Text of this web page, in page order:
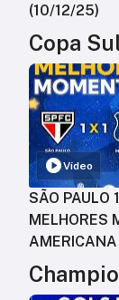
(10/12/25)
Copa
Vídeo
SÃO PAULO
MELHORES
AMERICANA